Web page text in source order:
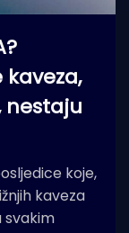
kaveza,
nestaju
koje,
kaveza
svakim